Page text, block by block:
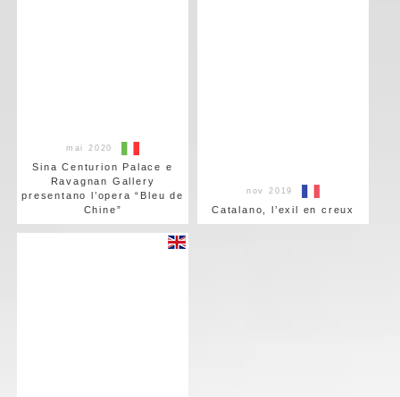
mai 2020
Sina Centurion Palace e
Ravagnan Gallery
presentano l’opera “Bleu de
Chine”
nov 2019
Catalano, l’exil en creux